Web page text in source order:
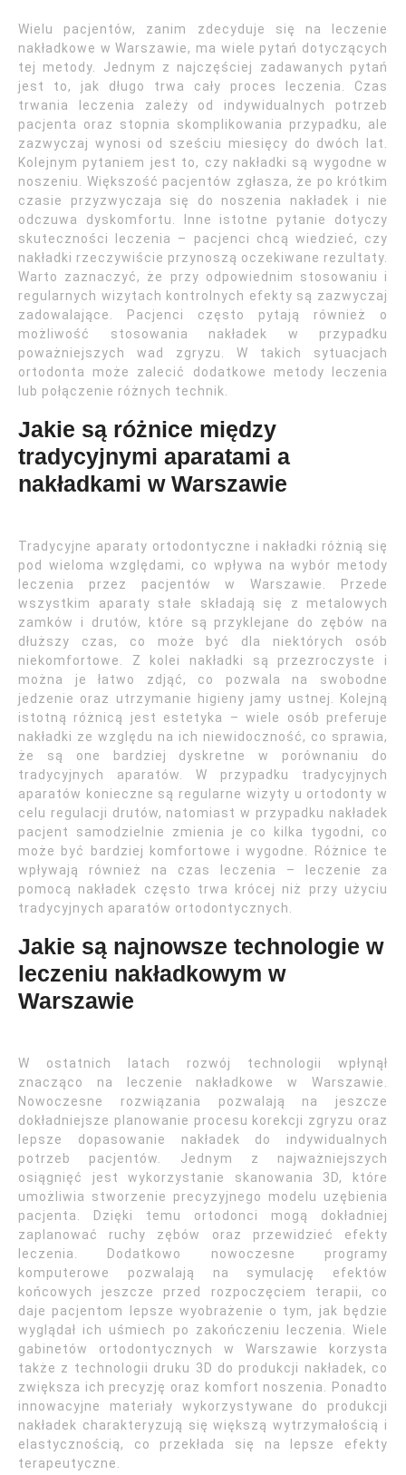
Wielu pacjentów, zanim zdecyduje się na leczenie
nakładkowe w Warszawie, ma wiele pytań dotyczących
tej metody. Jednym z najczęściej zadawanych pytań
jest to, jak długo trwa cały proces leczenia. Czas
trwania leczenia zależy od indywidualnych potrzeb
pacjenta oraz stopnia skomplikowania przypadku, ale
zazwyczaj wynosi od sześciu miesięcy do dwóch lat.
Kolejnym pytaniem jest to, czy nakładki są wygodne w
noszeniu. Większość pacjentów zgłasza, że po krótkim
czasie przyzwyczaja się do noszenia nakładek i nie
odczuwa dyskomfortu. Inne istotne pytanie dotyczy
skuteczności leczenia – pacjenci chcą wiedzieć, czy
nakładki rzeczywiście przynoszą oczekiwane rezultaty.
Warto zaznaczyć, że przy odpowiednim stosowaniu i
regularnych wizytach kontrolnych efekty są zazwyczaj
zadowalające. Pacjenci często pytają również o
możliwość stosowania nakładek w przypadku
poważniejszych wad zgryzu. W takich sytuacjach
ortodonta może zalecić dodatkowe metody leczenia
lub połączenie różnych technik.
Jakie są różnice między
tradycyjnymi aparatami a
nakładkami w Warszawie
Tradycyjne aparaty ortodontyczne i nakładki różnią się
pod wieloma względami, co wpływa na wybór metody
leczenia przez pacjentów w Warszawie. Przede
wszystkim aparaty stałe składają się z metalowych
zamków i drutów, które są przyklejane do zębów na
dłuższy czas, co może być dla niektórych osób
niekomfortowe. Z kolei nakładki są przezroczyste i
można je łatwo zdjąć, co pozwala na swobodne
jedzenie oraz utrzymanie higieny jamy ustnej. Kolejną
istotną różnicą jest estetyka – wiele osób preferuje
nakładki ze względu na ich niewidoczność, co sprawia,
że są one bardziej dyskretne w porównaniu do
tradycyjnych aparatów. W przypadku tradycyjnych
aparatów konieczne są regularne wizyty u ortodonty w
celu regulacji drutów, natomiast w przypadku nakładek
pacjent samodzielnie zmienia je co kilka tygodni, co
może być bardziej komfortowe i wygodne. Różnice te
wpływają również na czas leczenia – leczenie za
pomocą nakładek często trwa krócej niż przy użyciu
tradycyjnych aparatów ortodontycznych.
Jakie są najnowsze technologie w
leczeniu nakładkowym w
Warszawie
W ostatnich latach rozwój technologii wpłynął
znacząco na leczenie nakładkowe w Warszawie.
Nowoczesne rozwiązania pozwalają na jeszcze
dokładniejsze planowanie procesu korekcji zgryzu oraz
lepsze dopasowanie nakładek do indywidualnych
potrzeb pacjentów. Jednym z najważniejszych
osiągnięć jest wykorzystanie skanowania 3D, które
umożliwia stworzenie precyzyjnego modelu uzębienia
pacjenta. Dzięki temu ortodonci mogą dokładniej
zaplanować ruchy zębów oraz przewidzieć efekty
leczenia. Dodatkowo nowoczesne programy
komputerowe pozwalają na symulację efektów
końcowych jeszcze przed rozpoczęciem terapii, co
daje pacjentom lepsze wyobrażenie o tym, jak będzie
wyglądał ich uśmiech po zakończeniu leczenia. Wiele
gabinetów ortodontycznych w Warszawie korzysta
także z technologii druku 3D do produkcji nakładek, co
zwiększa ich precyzję oraz komfort noszenia. Ponadto
innowacyjne materiały wykorzystywane do produkcji
nakładek charakteryzują się większą wytrzymałością i
elastycznością, co przekłada się na lepsze efekty
terapeutyczne.